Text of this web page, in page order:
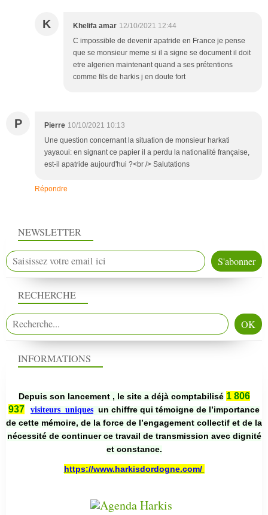
K Khelifa amar 12/10/2021 12:44
C impossible de devenir apatride en France je pense
que se monsieur meme si il a signe se document il doit
etre algerien maintenant quand a ses prétentions
comme fils de harkis j en doute fort
P Pierre 10/10/2021 10:13
Une question concernant la situation de monsieur harkati
yayaoui: en signant ce papier il a perdu la nationalité française,
est-il apatride aujourd'hui ?<br /> Salutations
Répondre
NEWSLETTER
RECHERCHE
INFORMATIONS
Depuis son lancement , le site a déjà comptabilisé 1 806
937
visiteurs uniques un chiffre qui témoigne de l’importance
de cette mémoire, de la force de l’engagement collectif et de la
nécessité de continuer ce travail de transmission avec dignité
et constance.
https://www.harkisdordogne.com/